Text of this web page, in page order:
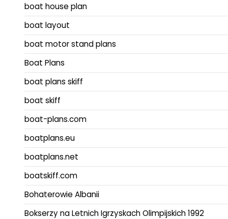
boat house plan
boat layout
boat motor stand plans
Boat Plans
boat plans skiff
boat skiff
boat-plans.com
boatplans.eu
boatplans.net
boatskiff.com
Bohaterowie Albanii
Bokserzy na Letnich Igrzyskach Olimpijskich 1992